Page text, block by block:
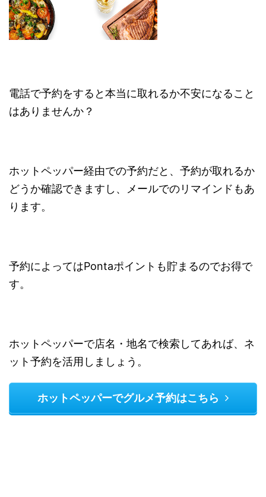
電話で予約をすると本当に取れるか不安になること
はありませんか？
ホットペッパー経由での予約だと、予約が取れるか
どうか確認できますし、メールでのリマインドもあ
ります。
予約によってはPontaポイントも貯まるのでお得で
す。
ホットペッパーで店名・地名で検索してあれば、ネ
ット予約を活用しましょう。
ホットペッパーでグルメ予約はこちら